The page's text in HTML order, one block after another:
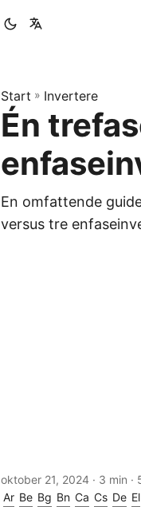
Start » Invertere
Én
En omfattende
versus tre
oktober 21, 2024 · 3 min
Ar Be Bg Bn Ca Cs De El